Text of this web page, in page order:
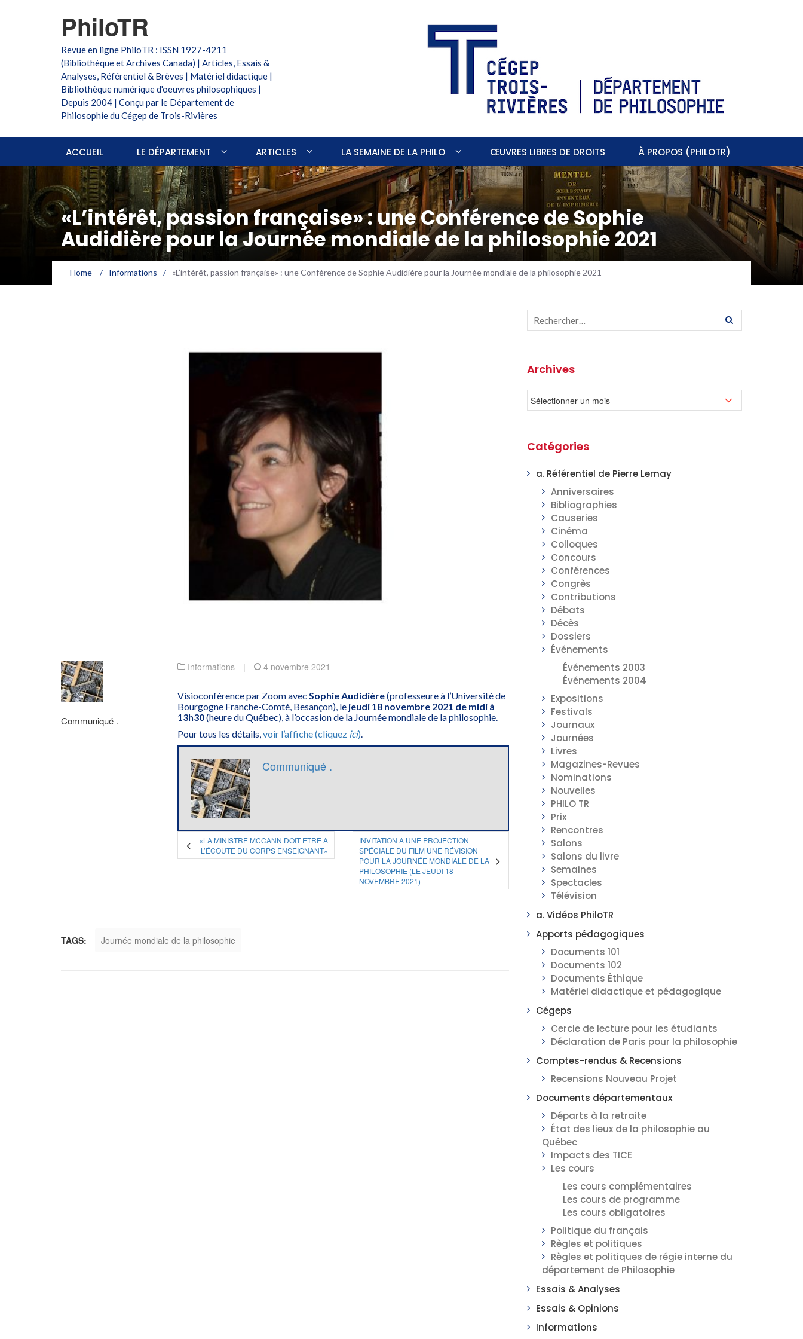
PhiloTR
Revue en ligne PhiloTR : ISSN 1927-4211
(Bibliothèque et Archives Canada) | Articles, Essais &
Analyses, Référentiel & Brèves | Matériel didactique |
Bibliothèque numérique d'oeuvres philosophiques |
Depuis 2004 | Conçu par le Département de
Philosophie du Cégep de Trois-Rivières
ACCUEIL LE DÉPARTEMENT ARTICLES LA SEMAINE DE LA PHILO ŒUVRES LIBRES DE DROITS À PROPOS (PHILOTR)
«L’intérêt, passion française» : une Conférence de Sophie
Audidière pour la Journée mondiale de la philosophie 2021
Home / Informations / «L’intérêt, passion française» : une Conférence de Sophie Audidière pour la Journée mondiale de la philosophie 2021
Communiqué .
Informations | 4 novembre 2021
Visioconférence par Zoom avec Sophie Audidière(professeure à l’Université de
Bourgogne Franche-Comté, Besançon), le jeudi 18 novembre 2021 de midi à
13h30(heure du Québec), à l’occasion de la Journée mondiale de la philosophie.
Pour tous les détails,voir l’affiche (cliquez ici).
Communiqué .
«LA MINISTRE MCCANN DOIT ÊTRE À
L’ÉCOUTE DU CORPS ENSEIGNANT»
INVITATION À UNE PROJECTION
SPÉCIALE DU FILM UNE RÉVISION
POUR LA JOURNÉE MONDIALE DE LA
PHILOSOPHIE (LE JEUDI 18
NOVEMBRE 2021)
TAGS: Journée mondiale de la philosophie
Archives
Catégories
a. Référentiel de Pierre Lemay
Anniversaires
Bibliographies
Causeries
Cinéma
Colloques
Concours
Conférences
Congrès
Contributions
Débats
Décès
Dossiers
Événements
Événements 2003
Événements 2004
Expositions
Festivals
Journaux
Journées
Livres
Magazines-Revues
Nominations
Nouvelles
PHILO TR
Prix
Rencontres
Salons
Salons du livre
Semaines
Spectacles
Télévision
a. Vidéos PhiloTR
Apports pédagogiques
Documents 101
Documents 102
Documents Éthique
Matériel didactique et pédagogique
Cégeps
Cercle de lecture pour les étudiants
Déclaration de Paris pour la philosophie
Comptes-rendus & Recensions
Recensions Nouveau Projet
Documents départementaux
Départs à la retraite
État des lieux de la philosophie au
Québec
Impacts des TICE
Les cours
Les cours complémentaires
Les cours de programme
Les cours obligatoires
Politique du français
Règles et politiques
Règles et politiques de régie interne du
département de Philosophie
Essais & Analyses
Essais & Opinions
Informations